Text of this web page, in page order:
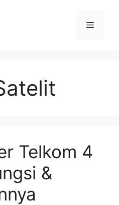
Menu
Telkom 4
&